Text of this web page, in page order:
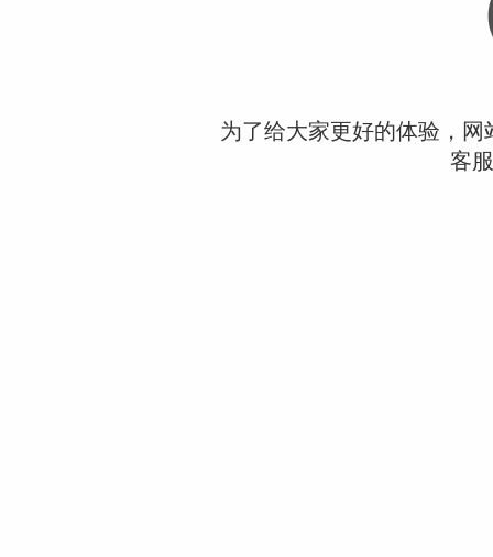
为了给大家更好的体验，
客